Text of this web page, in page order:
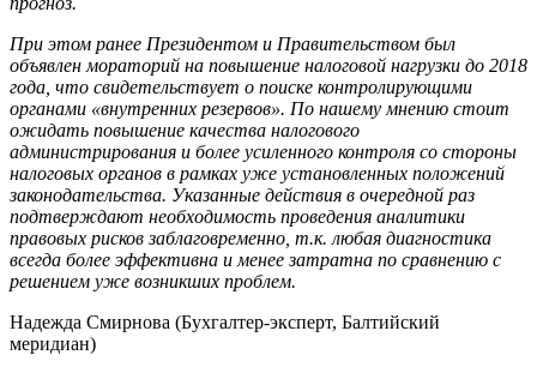
При этом ранее Президентом и Правительством был
объявлен мораторий на повышение налоговой нагрузки до 2018
года, что свидетельствует о поиске контролирующими
органами «внутренних резервов». По нашему мнению стоит
ожидать повышение качества налогового
администрирования и более усиленного контроля со стороны
налоговых органов в рамках уже установленных положений
законодательства. Указанные действия в очередной раз
подтверждают необходимость проведения аналитики
правовых рисков заблаговременно, т.к. любая диагностика
всегда более эффективна и менее затратна по сравнению с
решением уже возникших проблем.
Надежда Смирнова (Бухгалтер-эксперт, Балтийский
меридиан)